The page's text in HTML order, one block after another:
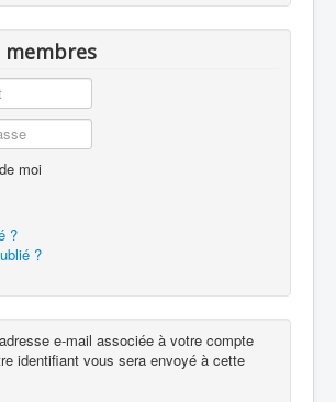
membres
moi
?
?
e-mail associée à votre compte
identifiant vous sera envoyé à cette